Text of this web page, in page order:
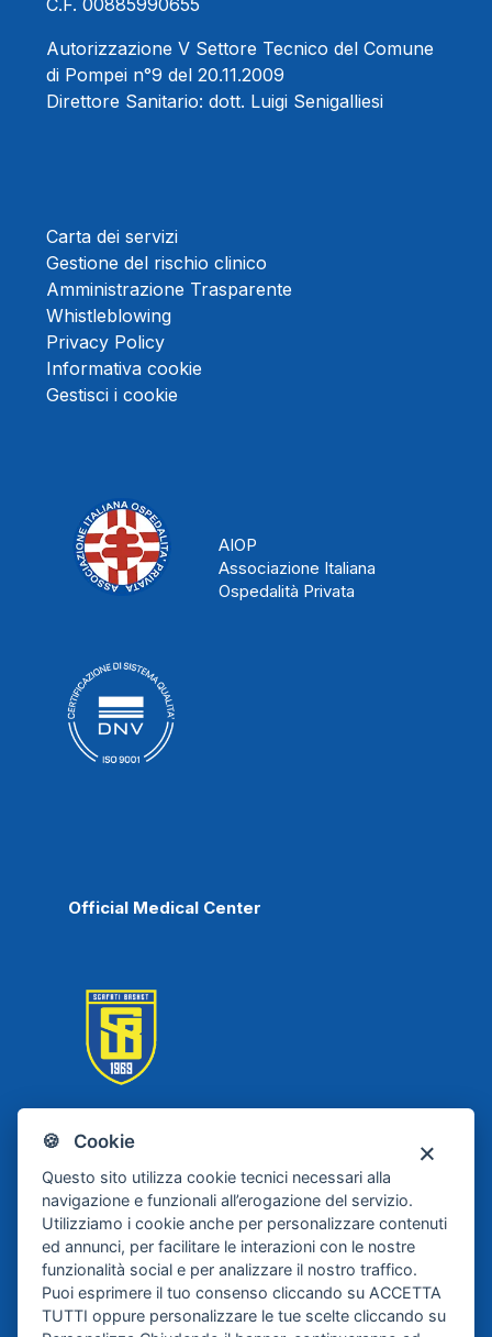
🍪 Cookie
Questo sito utilizza cookie tecnici necessari alla
navigazione e funzionali all’erogazione del servizio.
Utilizziamo i cookie anche per personalizzare contenuti
ed annunci, per facilitare le interazioni con le nostre
funzionalità social e per analizzare il nostro traffico.
Puoi esprimere il tuo consenso cliccando su ACCETTA
TUTTI oppure personalizzare le tue scelte cliccando su
C.F. 00885990655
Autorizzazione V Settore Tecnico del Comune
di Pompei n°9 del 20.11.2009
Direttore Sanitario: dott. Luigi Senigalliesi
Carta dei servizi
Gestione del rischio clinico
Amministrazione Trasparente
Whistleblowing
Privacy Policy
Informativa cookie
Gestisci i cookie
AIOP
Associazione Italiana
Ospedalità Privata
Official Medical Center
Scafati Basket